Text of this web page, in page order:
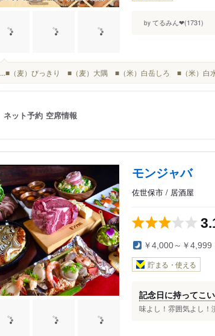
by てるみん❤︎(1731)
...■（麦）びっきり ■（麦）大隅 ■（米）白岳しろ ■（米）
ネット予約 空席情報
モンジャバ
佐世保市 / 居酒屋
￥4,000～￥4,999
貯まる・使える
記念日に持ってこい
味よし！雰囲気よし！